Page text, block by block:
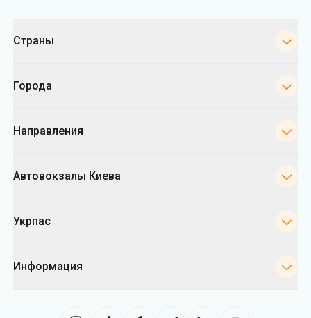
Страны
Города
Направления
Автовокзалы Киева
Укрпас
Информация